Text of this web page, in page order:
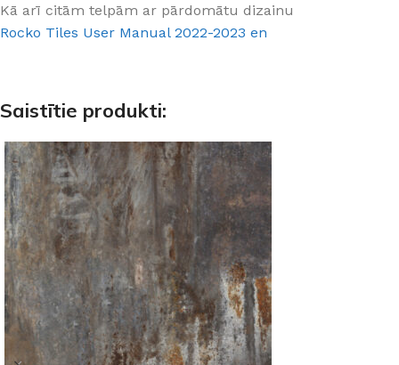
Kā arī citām telpām ar pārdomātu dizainu
Rocko Tiles User Manual 2022-2023 en
Saistītie produkti: